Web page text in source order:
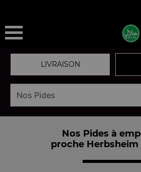
LIVRAISON
Nos Pides à
proche Herbsheim